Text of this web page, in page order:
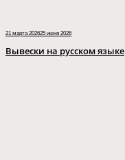
21 марта 202625 июня 2026
Вывески на русском языке